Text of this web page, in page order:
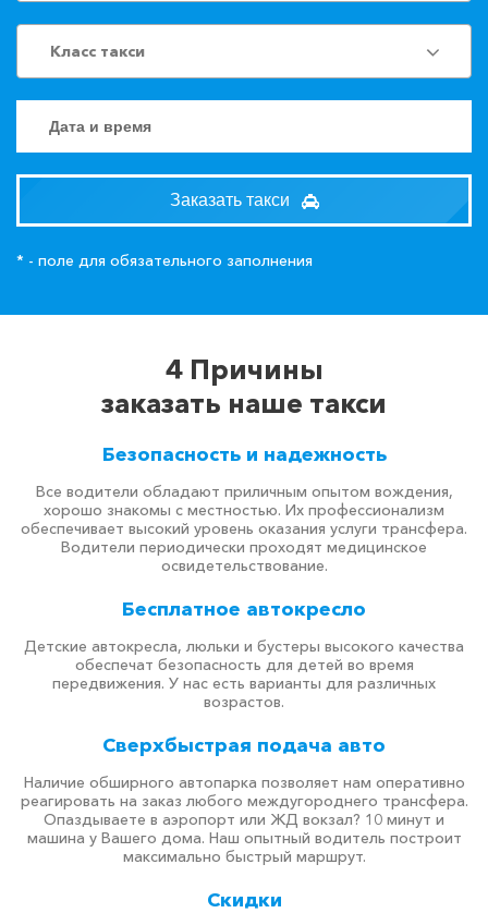
Класс такси
Заказать такси
* - поле для обязательного заполнения
4 Причины
заказать наше такси
Безопасность и надежность
Все водители обладают приличным опытом вождения,
хорошо знакомы с местностью. Их профессионализм
обеспечивает высокий уровень оказания услуги трансфера.
Водители периодически проходят медицинское
освидетельствование.
Бесплатное автокресло
Детские автокресла, люльки и бустеры высокого качества
обеспечат безопасность для детей во время
передвижения. У нас есть варианты для различных
возрастов.
Сверхбыстрая подача авто
Наличие обширного автопарка позволяет нам оперативно
реагировать на заказ любого междугороднего трансфера.
Опаздываете в аэропорт или ЖД вокзал? 10 минут и
машина у Вашего дома. Наш опытный водитель построит
максимально быстрый маршрут.
Скидки